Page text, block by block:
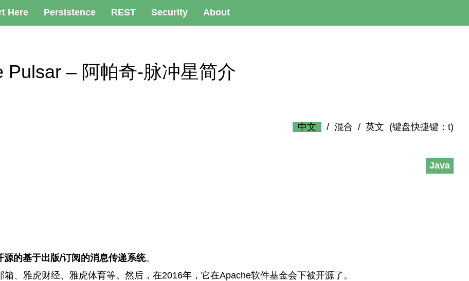
Here Persistence REST Security About
Pulsar – 阿帕奇-脉冲星简介
中文 / 混合 / 英文 (键盘快捷键：t)
Java
的基于出版/订阅的消息传递系统。
、雅虎财经、雅虎体育等。然后，在2016年，它在Apache软件基金会下被开源了。